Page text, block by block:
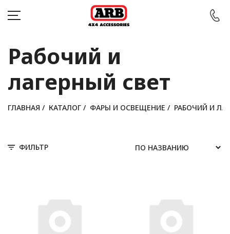
КАТАЛОГ
АВТОМОБИЛИ
БЛОГ
Рабочий и
лагерный свет
ГЛАВНАЯ / КАТАЛОГ / ФАРЫ И ОСВЕЩЕНИЕ / РАБОЧИЙ И
ФИЛЬТР